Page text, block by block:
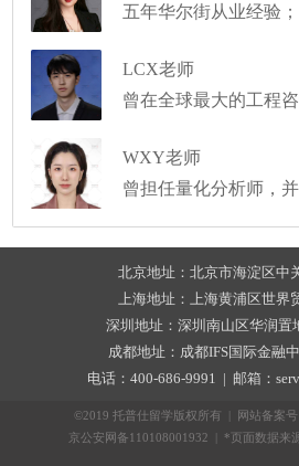
LCX老师
WXY老师
北京地址：北京市海淀区中
上海地址：上海黄浦区世界
深圳地址：深圳南山区华润置
成都地址：成都IFS国际金融
电话：400-686-9991 | 邮箱：
©2019 托普仕留学版权所有 | 网站备案号
京公安网备110108001932 | *页面数据来